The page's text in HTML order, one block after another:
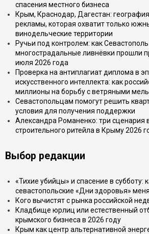
спасения местного бизнеса
Крым, Краснодар, Дагестан:
рекламы, которая охватит только
винодельческие территории
Ручьи под контролем: как Севастополь
многострадальные ливнёвки прошли
июля 2026 года
Проверка на антиплагиат диплома в
искусственного интеллекта: как
миллионы на борьбу с ветряными
Севастопольцам помогут решить
условия для получения поддержки
Александра Романенко: три сценария
строительного ритейла в Крыму 2026
Выбор редакции
«Тихие убийцы» и спасение в субботу:
севастопольские «Дни здоровья»
Кого вычистят с рынка российской
Кладбище юрлиц или естественный
крымского бизнеса в 2026 году
Крым как центр альтернативной